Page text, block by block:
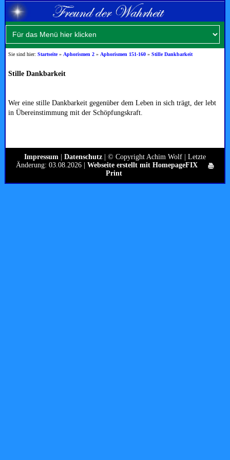
Sie sind hier:Startseite» Aphorismen 2 » Aphorismen 151-160 »Stille Dankbarkeit
Stille Dankbarkeit
Wer eine stille Dankbarkeit gegenüber dem Leben in sich trägt, der lebt
in Übereinstimmung mit der Schöpfungskraft.
Impressum Datenschutz | © Copyright Achim Wolf | Letzte
Änderung: 03.08.2026 | Webseite erstellt mit HomepageFIX
Print